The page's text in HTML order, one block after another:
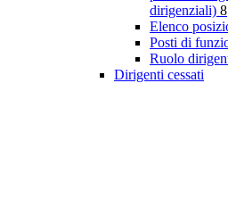
dirigenziali) 8
Elenco
Posti di
Ruolo
Dirigenti cessati